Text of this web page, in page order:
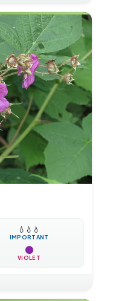
💧 💧 💧
IMPORTANT
VIOLET